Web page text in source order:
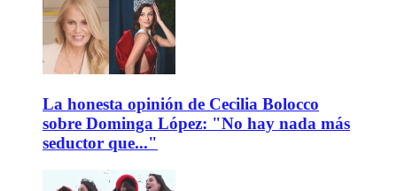
La honesta opinión de Cecilia Bolocco
sobre Dominga López: "No hay nada más
seductor que..."